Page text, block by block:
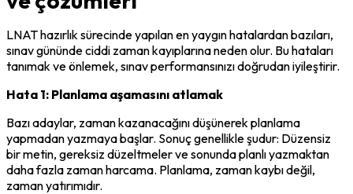
LNAT hazırlık sürecinde yapılan en yaygın hatalardan bazıları,
sınav gününde ciddi zaman kayıplarına neden olur. Bu hataları
tanımak ve önlemek, sınav performansınızı doğrudan iyileştirir.
Hata 1: Planlama aşamasını atlamak
Bazı adaylar, zaman kazanacağını düşünerek planlama
yapmadan yazmaya başlar. Sonuç genellikle şudur: Düzensiz
bir metin, gereksiz düzeltmeler ve sonunda planlı yazmaktan
daha fazla zaman harcama. Planlama, zaman kaybı değil,
zaman yatırımıdır.